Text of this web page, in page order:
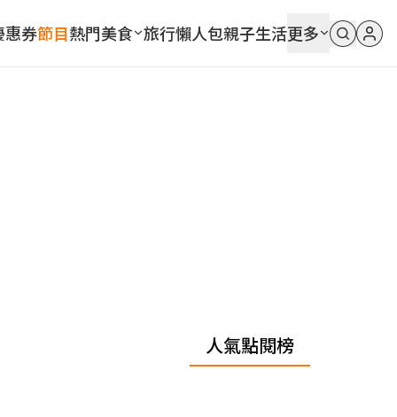
惠券節目熱門美食 旅行懶人包親子生活更多
人氣點閱榜